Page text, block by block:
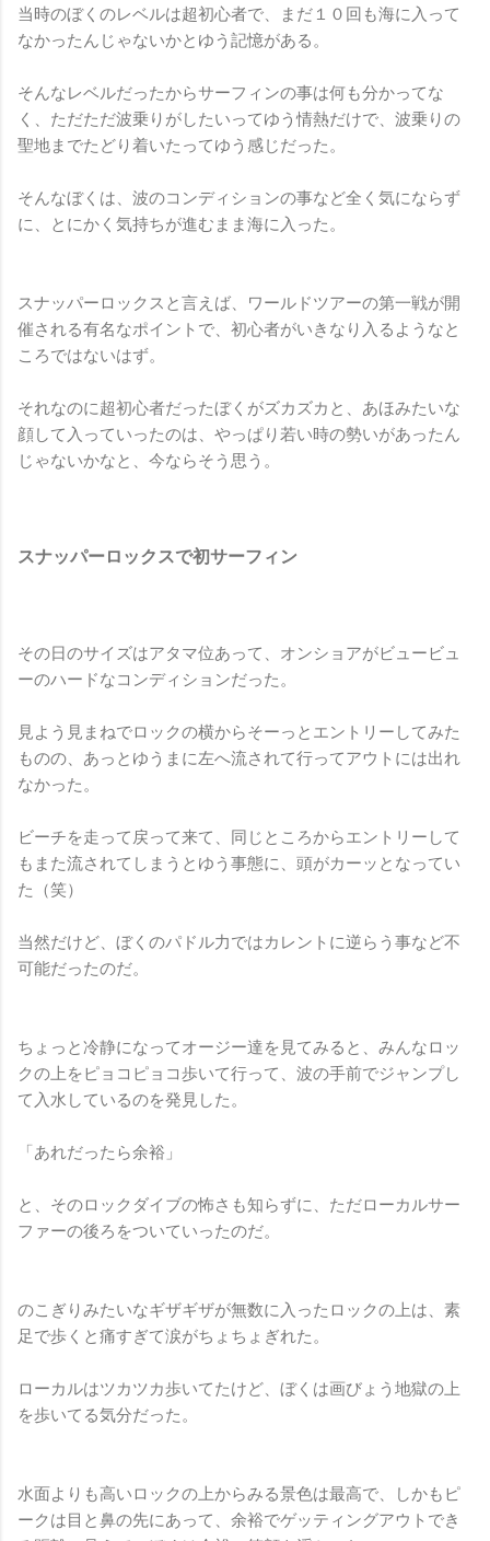
当時のぼくのレベルは超初心者で、まだ１０回も海に入って
なかったんじゃないかとゆう記憶がある。
そんなレベルだったからサーフィンの事は何も分かってな
く、ただただ波乗りがしたいってゆう情熱だけで、波乗りの
聖地までたどり着いたってゆう感じだった。
そんなぼくは、波のコンディションの事など全く気にならず
に、とにかく気持ちが進むまま海に入った。
スナッパーロックスと言えば、ワールドツアーの第一戦が開
催される有名なポイントで、初心者がいきなり入るようなと
ころではないはず。
それなのに超初心者だったぼくがズカズカと、あほみたいな
顔して入っていったのは、やっぱり若い時の勢いがあったん
じゃないかなと、今ならそう思う。
スナッパーロックスで初サーフィン
その日のサイズはアタマ位あって、オンショアがビュービュ
ーのハードなコンディションだった。
見よう見まねでロックの横からそーっとエントリーしてみた
ものの、あっとゆうまに左へ流されて行ってアウトには出れ
なかった。
ビーチを走って戻って来て、同じところからエントリーして
もまた流されてしまうとゆう事態に、頭がカーッとなってい
た（笑）
当然だけど、ぼくのパドル力ではカレントに逆らう事など不
可能だったのだ。
ちょっと冷静になってオージー達を見てみると、みんなロッ
クの上をピョコピョコ歩いて行って、波の手前でジャンプし
て入水しているのを発見した。
「あれだったら余裕」
と、そのロックダイブの怖さも知らずに、ただローカルサー
ファーの後ろをついていったのだ。
のこぎりみたいなギザギザが無数に入ったロックの上は、素
足で歩くと痛すぎて涙がちょちょぎれた。
ローカルはツカツカ歩いてたけど、ぼくは画びょう地獄の上
を歩いてる気分だった。
水面よりも高いロックの上からみる景色は最高で、しかもピ
ークは目と鼻の先にあって、余裕でゲッティングアウトでき